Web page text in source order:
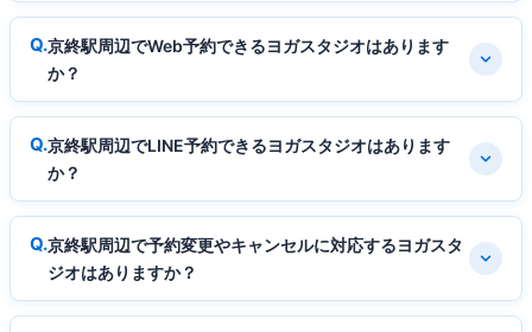
京終駅周辺でWeb予約できるヨガスタジオはあります
か？
京終駅周辺でLINE予約できるヨガスタジオはあります
か？
京終駅周辺で予約変更やキャンセルに対応するヨガスタ
ジオはありますか？